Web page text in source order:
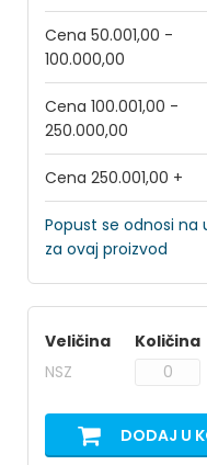
Cena 50.001,00 -
100.000,00
Cena 100.001,00 -
250.000,00
Cena 250.001,00 +
Popust se odnosi
za ovaj proizvod
Veličina Količina
NSZ
DODAJ U